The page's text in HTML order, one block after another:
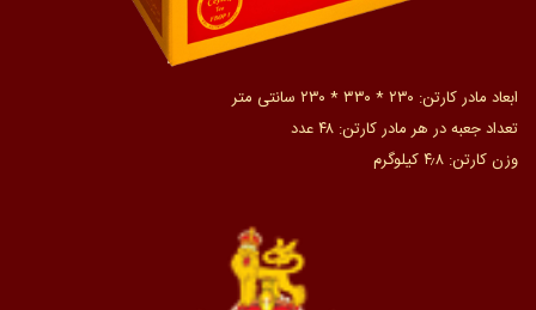
ابعاد مادر کارتن: ۲۳۰ * ۳۳۰ * ۲۳۰ سانتی متر
تعداد جعبه در هر مادر کارتن: ۴۸ عدد
وزن کارتن: ۴٫۸ کیلوگرم